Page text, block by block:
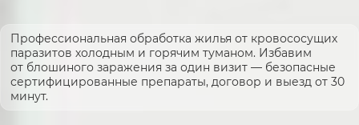
Профессиональная обработка жилья от кровососущих
паразитов холодным и горячим туманом. Избавим
от блошиного заражения за один визит — безопасные
сертифицированные препараты, договор и выезд от 30
минут.